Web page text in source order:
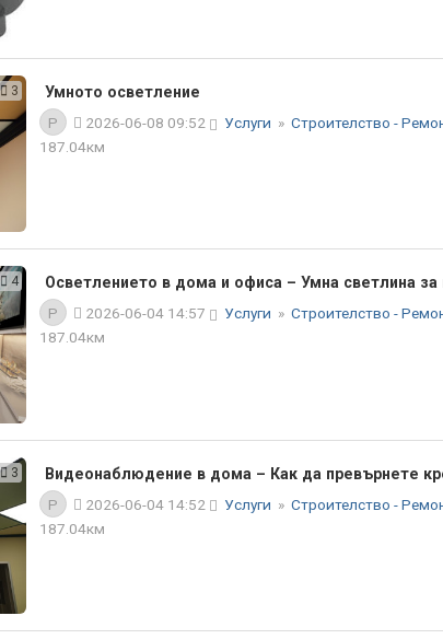
3
Умното осветление
P
2026-06-08 09:52 Услуги » Строителство -
187.04км
4
Осветлението в дома и офиса – Умна светлина за
P
2026-06-04 14:57 Услуги » Строителство -
187.04км
3
Видеонаблюдение в дома – Как да превърнете
P
2026-06-04 14:52 Услуги » Строителство -
187.04км